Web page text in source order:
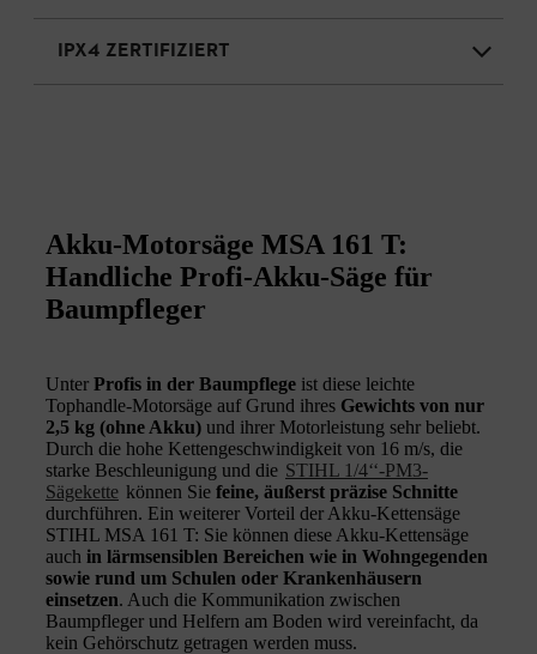
IPX4 ZERTIFIZIERT
Akku-Motorsäge MSA 161 T:
Handliche Profi-Akku-Säge für
Baumpfleger
Unter Profis in der Baumpflege ist diese leichte
Tophandle-Motorsäge auf Grund ihres Gewichts von nur
2,5 kg (ohne Akku) und ihrer Motorleistung sehr beliebt.
Durch die hohe Kettengeschwindigkeit von 16 m/s, die
starke Beschleunigung und die STIHL 1/4‘‘-PM3-
Sägekette können Sie feine, äußerst präzise Schnitte
durchführen. Ein weiterer Vorteil der Akku-Kettensäge
STIHL MSA 161 T: Sie können diese Akku-Kettensäge
auch in lärmsensiblen Bereichen wie in Wohngegenden
sowie rund um Schulen oder Krankenhäusern
einsetzen. Auch die Kommunikation zwischen
Baumpfleger und Helfern am Boden wird vereinfacht, da
kein Gehörschutz getragen werden muss.